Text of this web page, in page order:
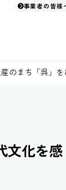
事業者の皆様
のまち「呉」を
化を